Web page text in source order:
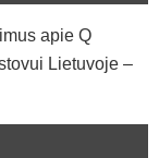
apie Q
Lietuvoje –